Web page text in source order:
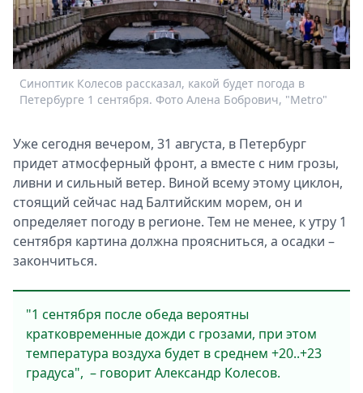
О
Metro
Стримы
Спецпроекты
Звезды
Скачай
Metro
Синоптик Колесов рассказал, какой будет погода в
Петербурге 1 сентября. Фото Алена Бобрович, "Metro"
Уже сегодня вечером, 31 августа, в Петербург
придет атмосферный фронт, а вместе с ним грозы,
ливни и сильный ветер. Виной всему этому циклон,
стоящий сейчас над Балтийским морем, он и
определяет погоду в регионе. Тем не менее, к утру 1
сентября картина должна проясниться, а осадки –
закончиться.
"1 сентября после обеда вероятны
кратковременные дожди с грозами, при этом
температура воздуха будет в среднем +20..+23
градуса", – говорит Александр Колесов.